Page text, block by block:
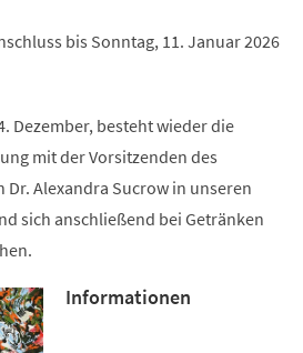
bis Sonntag, 11. Januar 2026
Dezember, besteht wieder die
mit der Vorsitzenden des
Dr. Alexandra Sucrow in unseren
sich anschließend bei Getränken
Informationen